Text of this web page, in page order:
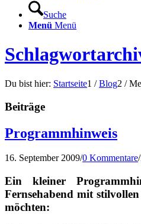
Suche
Menü Menü
Du bist hier: Startseite1 / Blog2 /
Beiträge
Programmhinweis
16. September 2009/0 Kommentare/
Ein kleiner
Fernsehabend mit
möchten: